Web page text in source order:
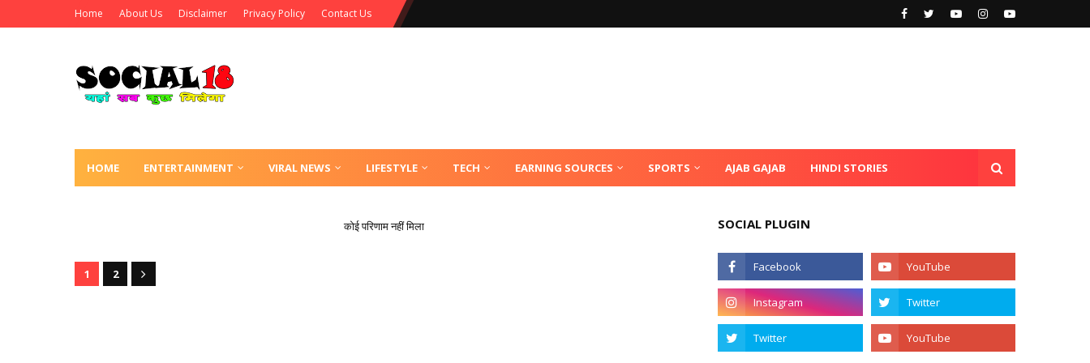
Home About Us Disclaimer Privacy Policy Contact Us
HOME ENTERTAINMENT VIRAL NEWS LIFESTYLE TECH EARNING SOURCES SPORTS AJAB GAJAB HINDI STORIES
कोई परिणाम नहीं मिला
1 2
SOCIAL PLUGIN